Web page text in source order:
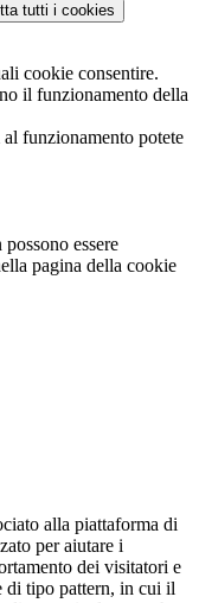
tutti i cookies
cookie consentire.
il funzionamento della
funzionamento potete
essere
pagina della cookie
alla piattaforma di
per aiutare i
dei visitatori e
di tipo pattern, in cui il